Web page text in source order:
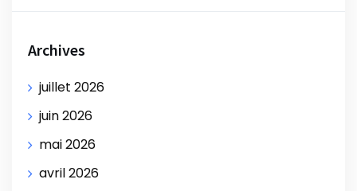
Archives
juillet 2026
juin 2026
mai 2026
avril 2026